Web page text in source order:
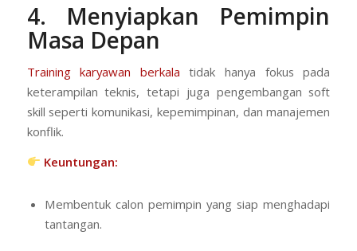
4. Menyiapkan Pemimpin
Masa Depan
Training karyawan berkala tidak hanya fokus pada
keterampilan teknis, tetapi juga pengembangan soft
skill seperti komunikasi, kepemimpinan, dan manajemen
konflik.
Keuntungan:
Membentuk calon pemimpin yang siap menghadapi
tantangan.